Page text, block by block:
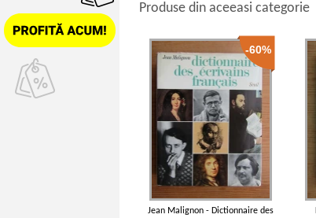
Produse din aceeasi categorie
-60%
Jean Malignon - Dictionnaire des